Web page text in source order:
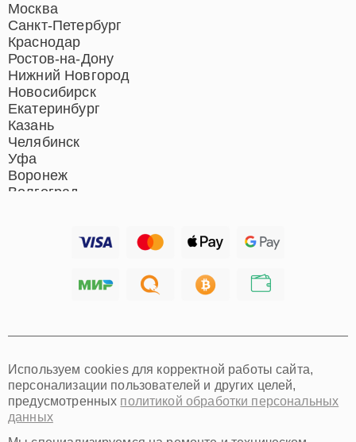
Москва
Санкт-Петербург
Краснодар
Ростов-на-Дону
Нижний Новгород
Новосибирск
Екатеринбург
Казань
Челябинск
Уфа
Воронеж
Волгоград
Хабаровск
Омск
Красноярск
Пермь
Ульяновск
Используем cookies для корректной работы сайта,
персонализации пользователей и других целей,
предусмотренных политикой обработки персональных
данных